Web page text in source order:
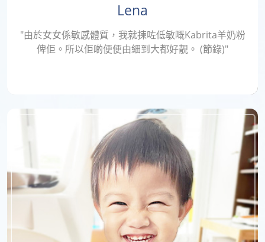
Lena
"由於女女係敏感體質，我就揀咗低敏嘅Kabrita羊奶粉
俾佢。所以佢啲便便由細到大都好靚。 (節錄)"